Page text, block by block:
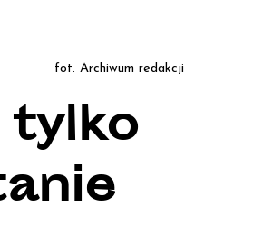
fot. Archiwum redakcji